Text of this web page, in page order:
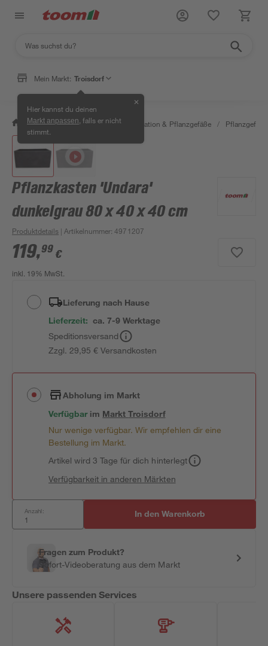
Mein Markt: Troisdorf
Hier kannst du deinen
Markt anpassen , falls er nicht
stimmt.
✕
/ Garten & Freizeit / Gartendekoration & Pflanzgefäße /
Pflanzkasten 'Undara'
dunkelgrau 80 x 40 x 40 cm
Produktdetails | Artikelnummer:4971207
119,99 €
inkl. 19% MwSt.
Lieferung nach Hause
Lieferzeit: ca. 7-9 Werktage
Speditionsversand
Zzgl. 29,95 € Versandkosten
Abholung im Markt
Verfügbar im MarktTroisdorf
Nur wenige verfügbar. Wir empfehlen dir eine
Bestellung im Markt.
Artikel wird 3 Tage für dich hinterlegt
Verfügbarkeit in anderen Märkten
Anzahl: In den Warenkorb
Fragen zum Produkt?
Sofort-Videoberatung aus dem Markt
Unsere passenden Services